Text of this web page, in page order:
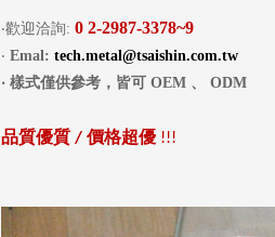
‧歡迎洽詢: 0 2-2987-3378~9
‧ Emal: tech.metal@tsaishin.com.tw
‧ 樣式僅供參考，皆可 OEM 、 ODM
品質優質 / 價格超優 !!!